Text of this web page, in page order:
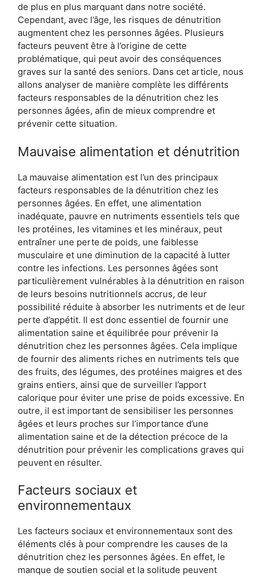
de plus en plus marquant dans notre société.
Cependant, avec l’âge, les risques de dénutrition
augmentent chez les personnes âgées. Plusieurs
facteurs peuvent être à l’origine de cette
problématique, qui peut avoir des conséquences
graves sur la santé des seniors. Dans cet article, nous
allons analyser de manière complète les différents
facteurs responsables de la dénutrition chez les
personnes âgées, afin de mieux comprendre et
prévenir cette situation.
Mauvaise alimentation et dénutrition
La mauvaise alimentation est l’un des principaux
facteurs responsables de la dénutrition chez les
personnes âgées. En effet, une alimentation
inadéquate, pauvre en nutriments essentiels tels que
les protéines, les vitamines et les minéraux, peut
entraîner une perte de poids, une faiblesse
musculaire et une diminution de la capacité à lutter
contre les infections. Les personnes âgées sont
particulièrement vulnérables à la dénutrition en raison
de leurs besoins nutritionnels accrus, de leur
possibilité réduite à absorber les nutriments et de leur
perte d’appétit. Il est donc essentiel de fournir une
alimentation saine et équilibrée pour prévenir la
dénutrition chez les personnes âgées. Cela implique
de fournir des aliments riches en nutriments tels que
des fruits, des légumes, des protéines maigres et des
grains entiers, ainsi que de surveiller l’apport
calorique pour éviter une prise de poids excessive. En
outre, il est important de sensibiliser les personnes
âgées et leurs proches sur l’importance d’une
alimentation saine et de la détection précoce de la
dénutrition pour prévenir les complications graves qui
peuvent en résulter.
Facteurs sociaux et
environnementaux
Les facteurs sociaux et environnementaux sont des
éléments clés à pour comprendre les causes de la
dénutrition chez les personnes âgées. En effet, le
manque de soutien social et la solitude peuvent